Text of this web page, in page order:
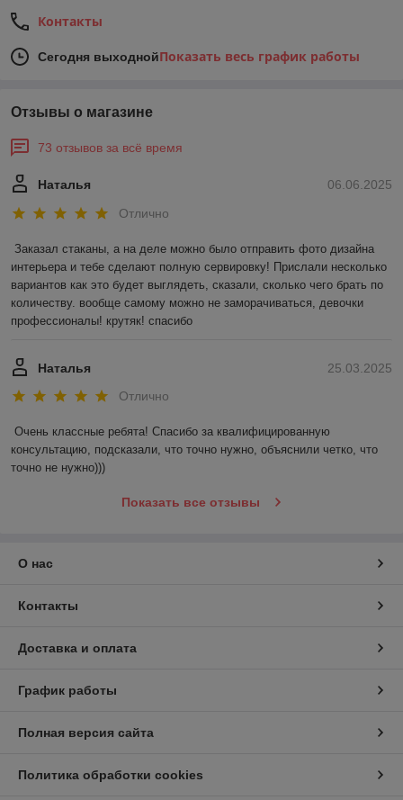
Контакты
Сегодня выходнойПоказать весь график работы
Отзывы о магазине
73 отзывов за всё время
06.06.2025
Наталья
Отлично
Заказал стаканы, а на деле можно было отправить фото дизайна
интерьера и тебе сделают полную сервировку! Прислали несколько
вариантов как это будет выглядеть, сказали, сколько чего брать по
количеству. вообще самому можно не заморачиваться, девочки
профессионалы! крутяк! спасибо
25.03.2025
Наталья
Отлично
Очень классные ребята! Спасибо за квалифицированную
консультацию, подсказали, что точно нужно, объяснили четко, что
точно не нужно)))
Показать все отзывы
О нас
Контакты
Доставка и оплата
График работы
Полная версия сайта
Политика обработки cookies